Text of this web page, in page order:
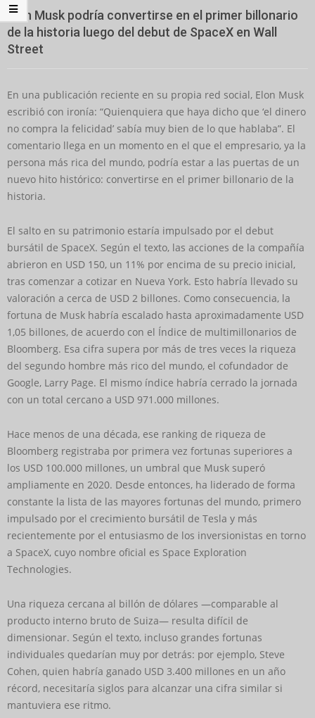
Elon Musk podría convertirse en el primer billonario
de la historia luego del debut de SpaceX en Wall
Street
En una publicación reciente en su propia red social, Elon Musk
escribió con ironía: “Quienquiera que haya dicho que ‘el dinero
no compra la felicidad’ sabía muy bien de lo que hablaba”. El
comentario llega en un momento en el que el empresario, ya la
persona más rica del mundo, podría estar a las puertas de un
nuevo hito histórico: convertirse en el primer billonario de la
historia.
El salto en su patrimonio estaría impulsado por el debut
bursátil de SpaceX. Según el texto, las acciones de la compañía
abrieron en USD 150, un 11% por encima de su precio inicial,
tras comenzar a cotizar en Nueva York. Esto habría llevado su
valoración a cerca de USD 2 billones. Como consecuencia, la
fortuna de Musk habría escalado hasta aproximadamente USD
1,05 billones, de acuerdo con el Índice de multimillonarios de
Bloomberg. Esa cifra supera por más de tres veces la riqueza
del segundo hombre más rico del mundo, el cofundador de
Google, Larry Page. El mismo índice habría cerrado la jornada
con un total cercano a USD 971.000 millones.
Hace menos de una década, ese ranking de riqueza de
Bloomberg registraba por primera vez fortunas superiores a
los USD 100.000 millones, un umbral que Musk superó
ampliamente en 2020. Desde entonces, ha liderado de forma
constante la lista de las mayores fortunas del mundo, primero
impulsado por el crecimiento bursátil de Tesla y más
recientemente por el entusiasmo de los inversionistas en torno
a SpaceX, cuyo nombre oficial es Space Exploration
Technologies.
Una riqueza cercana al billón de dólares —comparable al
producto interno bruto de Suiza— resulta difícil de
dimensionar. Según el texto, incluso grandes fortunas
individuales quedarían muy por detrás: por ejemplo, Steve
Cohen, quien habría ganado USD 3.400 millones en un año
récord, necesitaría siglos para alcanzar una cifra similar si
mantuviera ese ritmo.